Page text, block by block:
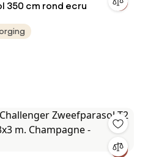
350 cm rond ecru